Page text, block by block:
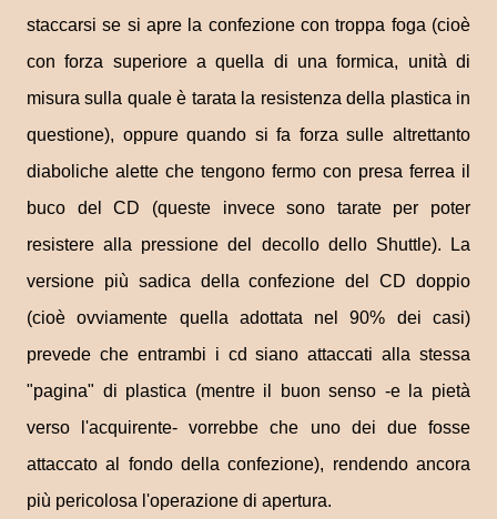
staccarsi se si apre la confezione con troppa foga (cioè
con forza superiore a quella di una formica, unità di
misura sulla quale è tarata la resistenza della plastica in
questione), oppure quando si fa forza sulle altrettanto
diaboliche alette che tengono fermo con presa ferrea il
buco del CD (queste invece sono tarate per poter
resistere alla pressione del decollo dello Shuttle). La
versione più sadica della confezione del CD doppio
(cioè ovviamente quella adottata nel 90% dei casi)
prevede che entrambi i cd siano attaccati alla stessa
"pagina" di plastica (mentre il buon senso -e la pietà
verso l'acquirente- vorrebbe che uno dei due fosse
attaccato al fondo della confezione), rendendo ancora
più pericolosa l'operazione di apertura.